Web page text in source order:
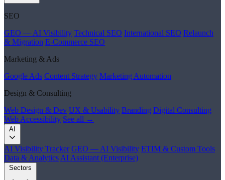
SEO
GEO — AI Visibility Technical SEO International SEO Relaunch
& Migration E-Commerce SEO
Marketing & Ads
Google Ads Content Strategy Marketing Automation
Design & Consulting
Web Design & Dev UX & Usability Branding Digital Consulting
Web Accessibility See all →
AI
AI Visibility Tracker GEO — AI Visibility ETIM & Custom Tools
Data & Analytics AI Assistant (Enterprise)
Sectors